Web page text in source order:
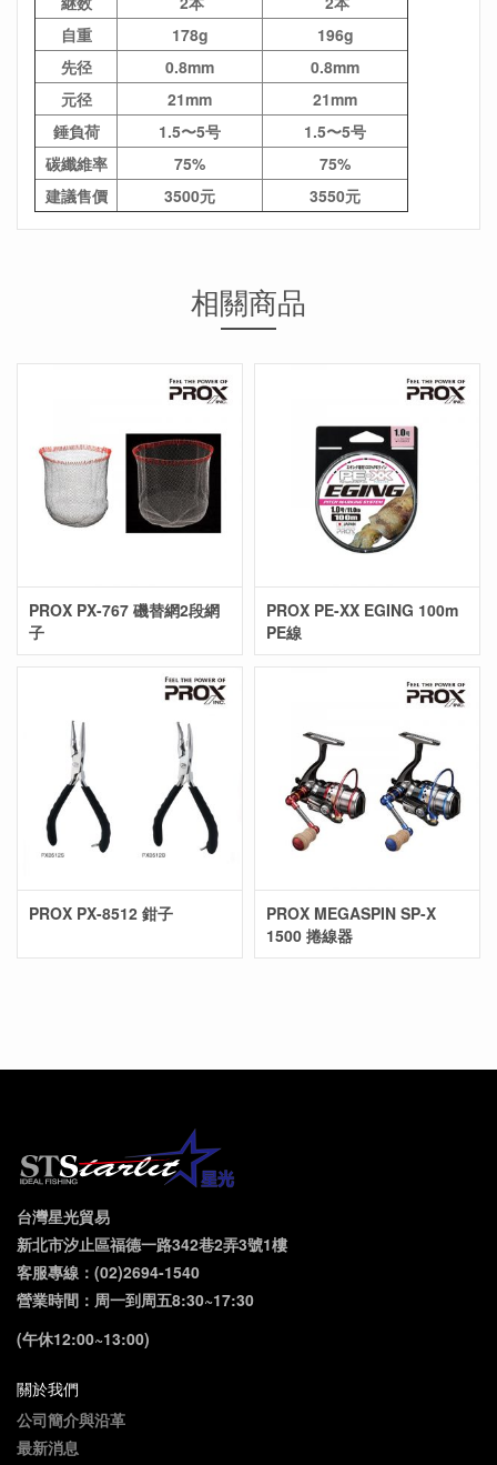
自重
178g
196g
先径
0.8mm
0.8mm
元径
21mm
21mm
錘負荷
1.5〜5号
1.5〜5号
碳纖維率
75%
75%
建議售價
3500元 3550元
相關商品
PROX PX-767 磯替網2段網
子
PROX PE-XX EGING 100m
PE線
PROX PX-8512 鉗子
PROX MEGASPIN SP-X
1500 捲線器
台灣星光貿易
新北市汐止區福德一路342巷2弄3號1樓
客服專線：(02)2694-1540
營業時間：周一到周五8:30~17:30
(午休12:00~13:00)
關於我們
公司簡介與沿革
最新消息